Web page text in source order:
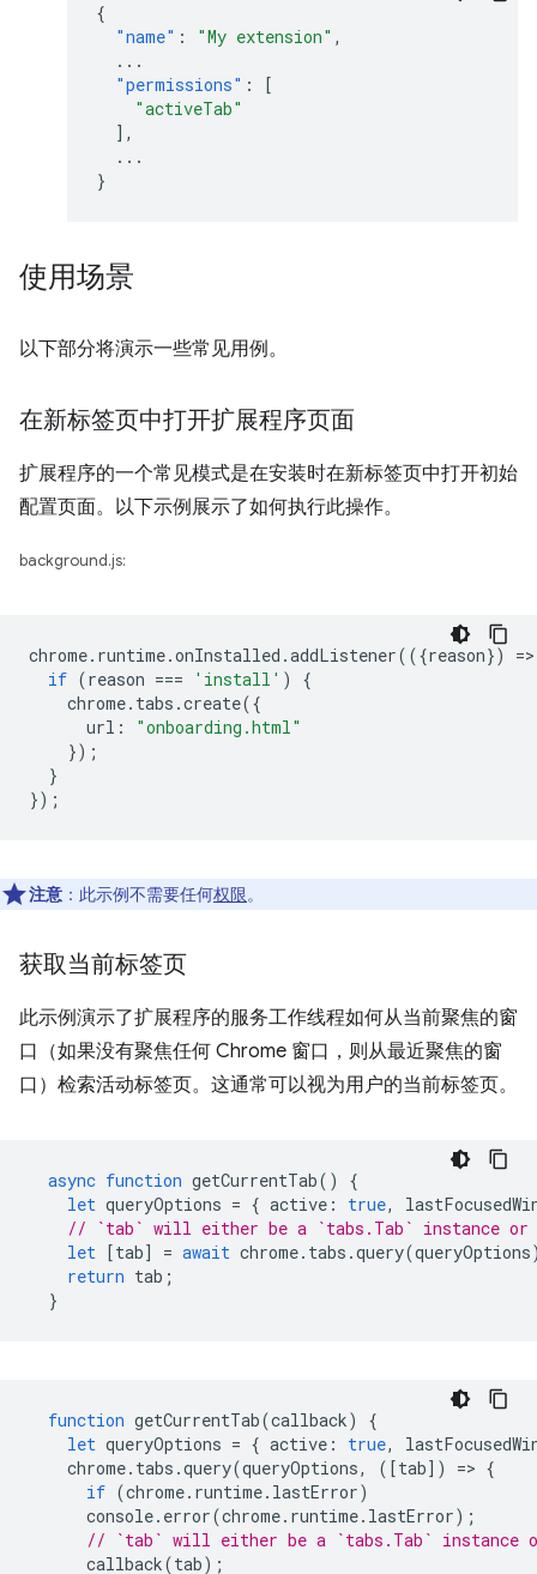
{
"name" : "My extension" ,
...
"permissions" :
[
"activeTab"
],
...
}
使用场景
以下部分将演示一些常见用例。
在新标签页中打开扩展程序页面
扩展程序的一个常见模式是在安装时在新标签页中打开初始
配置页面。以下示例展示了如何执行此操作。
background.js:
chrome. runtime.onInstalled .addListener(({reason}) =>
if (reason === 'install' )
{
chrome. tabs .create({
url :
"onboarding.html"
});
}
});
注意 ：此示例不需要任何权限。
获取当前标签页
此示例演示了扩展程序的服务工作线程如何从当前聚焦的窗
口（如果没有聚焦任何 Chrome 窗口，则从最近聚焦的窗
口）检索活动标签页。这通常可以视为用户的当前标签页。
async function getCurrentTab()
{
let queryOptions = { active : true,
// `tab` will either be a `tabs.Tab` instance or
let [tab] = await chrome. tabs .query(queryOptions
return tab ;
}
function getCurrentTab(callback)
{
let queryOptions = { active : true,
chrome. tabs .query(queryOptions, ([tab]) => {
if (chrome. runtime. lastError)
console. error(chrome. runtime. lastError);
// `tab` will either be a `tabs.Tab` instance
callback(tab);